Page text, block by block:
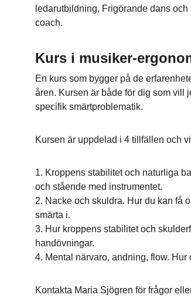
ledarutbildning, Frigörande dans
coach.
Kurs i musiker-
En kurs som bygger på de
åren. Kursen är både för dig som vill
specifik smärtproblematik.
Kursen är uppdelad i 4 tillfällen och
1. Kroppens stabilitet och naturliga
och stående med instrumentet.
2. Nacke och skuldra. Hur du kan få
smärta i.
3. Hur kroppens stabilitet och
handövningar.
4. Mental närvaro, andning, flow.
Kontakta Maria Sjögren för frågor